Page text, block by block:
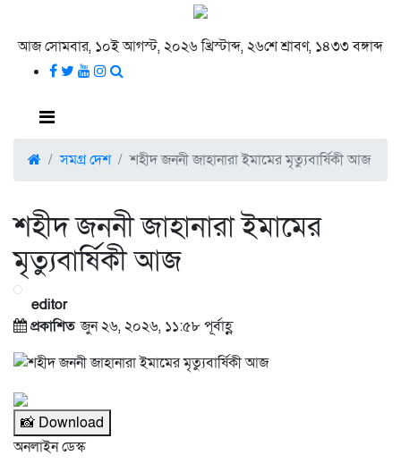
আজ সোমবার, ১০ই আগস্ট, ২০২৬ খ্রিস্টাব্দ, ২৬শে শ্রাবণ, ১৪৩৩ বঙ্গাব্দ
সমগ্র দেশ শহীদ জননী জাহানারা ইমামের মৃত্যুবার্ষিকী আজ
শহীদ জননী জাহানারা ইমামের
মৃত্যুবার্ষিকী আজ
editor
প্রকাশিতজুন ২৬, ২০২৬, ১১:৫৮ পূর্বাহ্ণ
📸 Download
অনলাইন ডেস্ক